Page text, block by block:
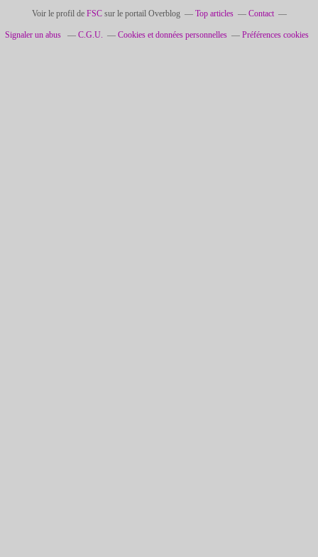
Voir le profil de FSCsur le portail Overblog Top articles Contact
Signaler un abus C.G.U. Cookies et données personnelles Préférences cookies